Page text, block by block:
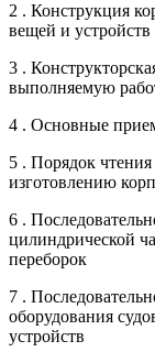
2 . Конструкция
вещей и устройств
3 .
выполняемую
4 . Основные
5 . Порядок
изготовлению
6 .
цилиндрической
переборок
7 .
оборудования
устройств